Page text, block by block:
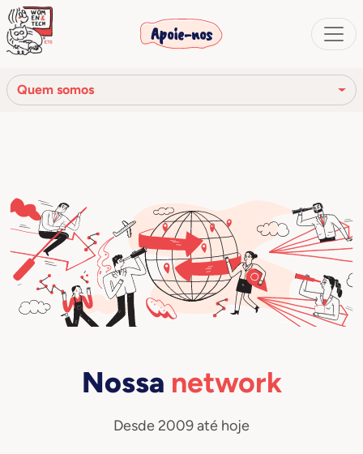
Apoie-nos
Quem somos
Os órgãos sociais
Código de Ética
Nossa rede
Nossa network
Desde 2009 até hoje